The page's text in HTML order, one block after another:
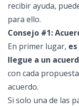
recibir ayuda,
para ello.
Consejo #1:
En primer lugar,
llegue a un
con cada
acuerdo.
Si solo una de las